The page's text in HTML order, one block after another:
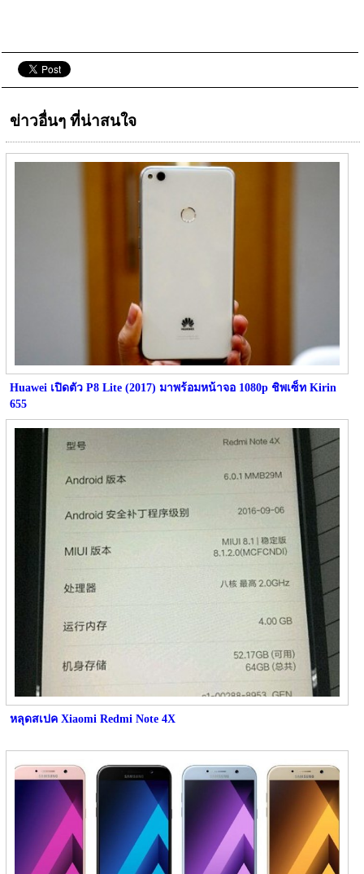
ข่าวอื่นๆ ที่น่าสนใจ
Huawei เปิดตัว P8 Lite (2017) มาพร้อมหน้าจอ 1080p ชิพเซ็ท Kirin
655
หลุดสเปค Xiaomi Redmi Note 4X